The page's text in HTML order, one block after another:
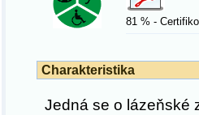
81 % -
Charakteristika
Jedná se o lázeňské